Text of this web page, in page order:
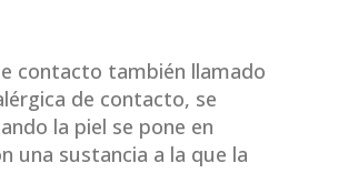
contacto también llamado
de contacto, se
la piel se pone en
una sustancia a la que la